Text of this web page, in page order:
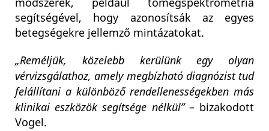
segítségével, hogy azonosítsák az egyes
betegségekre jellemző mintázatokat.
„Reméljük, közelebb kerülünk egy olyan
vérvizsgálathoz, amely megbízható diagnózist tud
felállítani a különböző rendellenességekben más
klinikai eszközök segítsége nélkül”– bizakodott
Vogel.